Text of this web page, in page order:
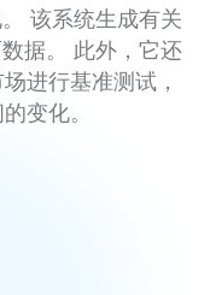
该系统生成有关
据。 此外，它还
进行基准测试，
变化。